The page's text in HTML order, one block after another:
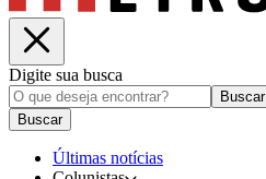
Digite sua busca
Buscar
Buscar
Últimas notícias